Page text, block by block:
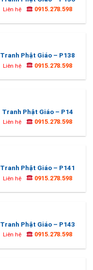
Liên hệ 0915.278.598
Tranh Phật Giáo – P138
Liên hệ 0915.278.598
Tranh Phật Giáo – P14
Liên hệ 0915.278.598
Tranh Phật Giáo – P141
Liên hệ 0915.278.598
Tranh Phật Giáo – P143
Liên hệ 0915.278.598